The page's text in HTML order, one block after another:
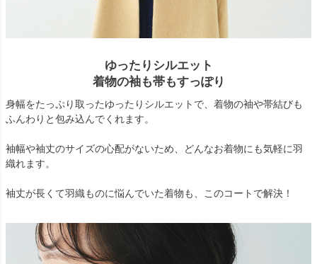
ゆったりシルエット
着物の袖も帯もすっぽり
身幅をたっぷり取ったゆったりシルエットで、着物の袖や帯結びも
ふんわりと包み込んでくれます。
袖幅や袖丈のサイズの心配がないため、どんなお着物にも気軽に羽
織れます。
袖丈が長くて羽織ものに悩んでいた着物も、このコートで解決！